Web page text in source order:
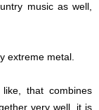
music as well,
extreme metal.
that combines
very well, it is